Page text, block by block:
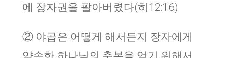
에 장자권을 팔아버렸다(히12:16)
② 야곱은 어떻게 해서든지 장자에게